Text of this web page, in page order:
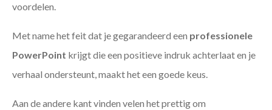
voordelen.
Met name het feit dat je gegarandeerd een professionele
PowerPoint krijgt die een positieve indruk achterlaat en je
verhaal ondersteunt, maakt het een goede keus.
Aan de andere kant vinden velen het prettig om